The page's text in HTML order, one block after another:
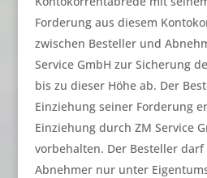
Forderung aus diesem
zwischen Besteller und
Service GmbH zur Sicherung
bis zu dieser Höhe ab. Der
Einziehung seiner Forderung
Einziehung durch ZM Service
vorbehalten. Der Besteller
Abnehmer nur unter